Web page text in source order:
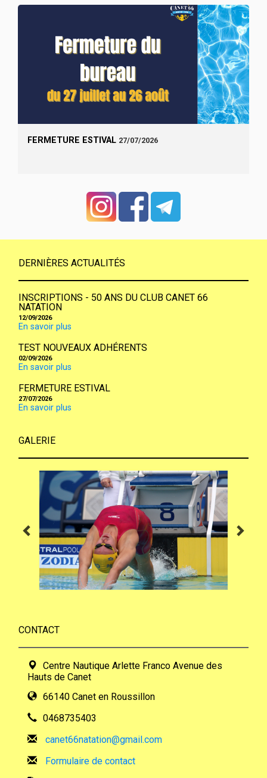
FERMETURE ESTIVAL 27/07/2026
DERNIÈRES ACTUALITÉS
INSCRIPTIONS - 50 ANS DU CLUB CANET 66
NATATION
12/09/2026
En savoir plus
TEST NOUVEAUX ADHÉRENTS
02/09/2026
En savoir plus
FERMETURE ESTIVAL
27/07/2026
En savoir plus
GALERIE
CONTACT
Centre Nautique Arlette Franco Avenue des
Hauts de Canet
66140 Canet en Roussillon
0468735403
canet66natation@gmail.com
Formulaire de contact